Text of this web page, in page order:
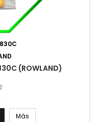
(ROWLAND)
Más